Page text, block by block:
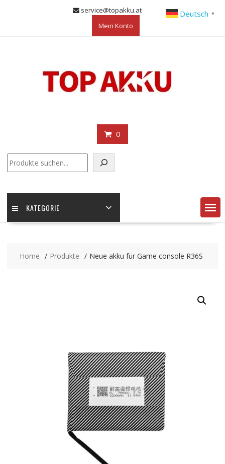
service@topakku.at
Mein Konto
0
KATEGORIE
Home Produkte Neue akku für Game console R36S
Deutsch ▼